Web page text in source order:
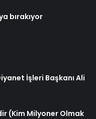
bırakıyor
İşleri Başkanı Ali
(Kim Milyoner Olmak